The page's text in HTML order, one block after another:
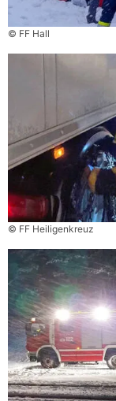
© FF Hall
© FF Heiligenkreuz